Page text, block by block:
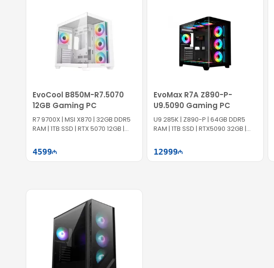
EvoCool B850M-R7.5070
12GB Gaming PC
R7 9700X | MSI X870 | 32GB DDR5
RAM | 1TB SSD | RTX 5070 12GB |
4599
EvoMax R7A Z890-P-
U9.5090 Gaming PC
U9 285K | Z890-P | 64GB DDR5
RAM | 1TB SSD | RTX5090 32GB |
12999